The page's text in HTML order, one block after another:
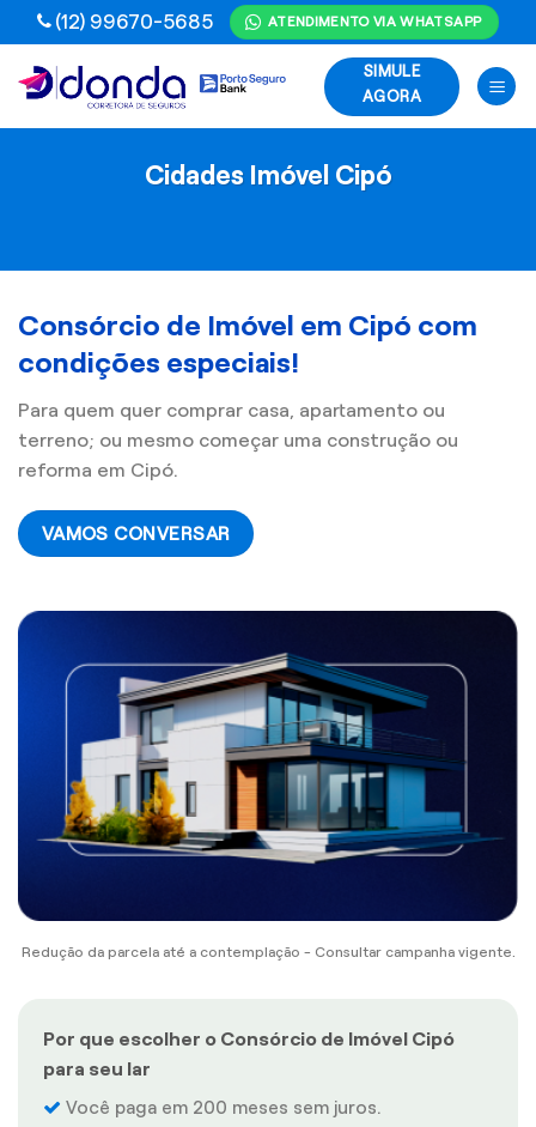
Skip
to
content
(12) 99670-5685 ATENDIMENTO VIA WHATSAPP
SIMULE
AGORA
Cidades Imóvel Cipó
Consórcio de Imóvel em Cipó com
condições especiais!
Para quem quer comprar casa, apartamento ou
terreno; ou mesmo começar uma construção ou
reforma em Cipó.
VAMOS CONVERSAR
Redução da parcela até a contemplação - Consultar campanha vigente.
Por que escolher o Consórcio de Imóvel Cipó
para seu lar
Você paga em 200 meses sem juros.